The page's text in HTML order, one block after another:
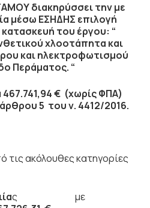
διακηρύσσει την με
μέσω ΕΣΗΔΗΣ επιλογή
του έργου: “
χλοοτάπητα και
και ηλεκτροφωτισμού
Περάματος. “
467.741,94€ (χωρίς ΦΠΑ)
5 του ν. 4412/2016.
τις ακόλουθες κατηγορίες
ς με